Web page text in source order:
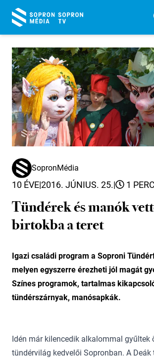
SopronMédia
10 ÉVE|2016. JÚNIUS. 25.| 1
Tündérek és manók
birtokba a teret
Igazi családi program a Soproni
melyen egyszerre érezheti jól magát
Színes programok, tartalmas
tündérszárnyak, manósapkák.
Idén már kilencedik alkalommal gyűltek
tündérvilág kedvelői Sopronban. A Deák